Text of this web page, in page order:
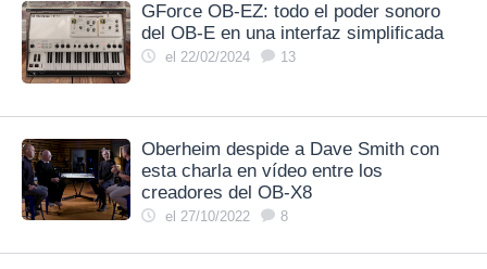
GForce OB-EZ: todo el poder sonoro
del OB-E en una interfaz simplificada
el 22/02/2024 13
Oberheim despide a Dave Smith con
esta charla en vídeo entre los
creadores del OB-X8
el 27/10/2022 8